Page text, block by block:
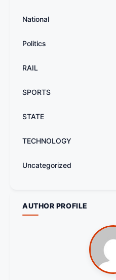
National
Politics
RAIL
SPORTS
STATE
TECHNOLOGY
Uncategorized
AUTHOR PROFILE